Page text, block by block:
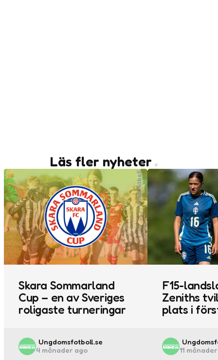
Läs fler nyheter
Skara Sommarland
Cup – en av Sveriges
roligaste turneringar
Posted
by
Ungdomsfotboll.se
4 månader ago
Flickfotboll
F15-
Zeniths
plats i
Posted
by
11